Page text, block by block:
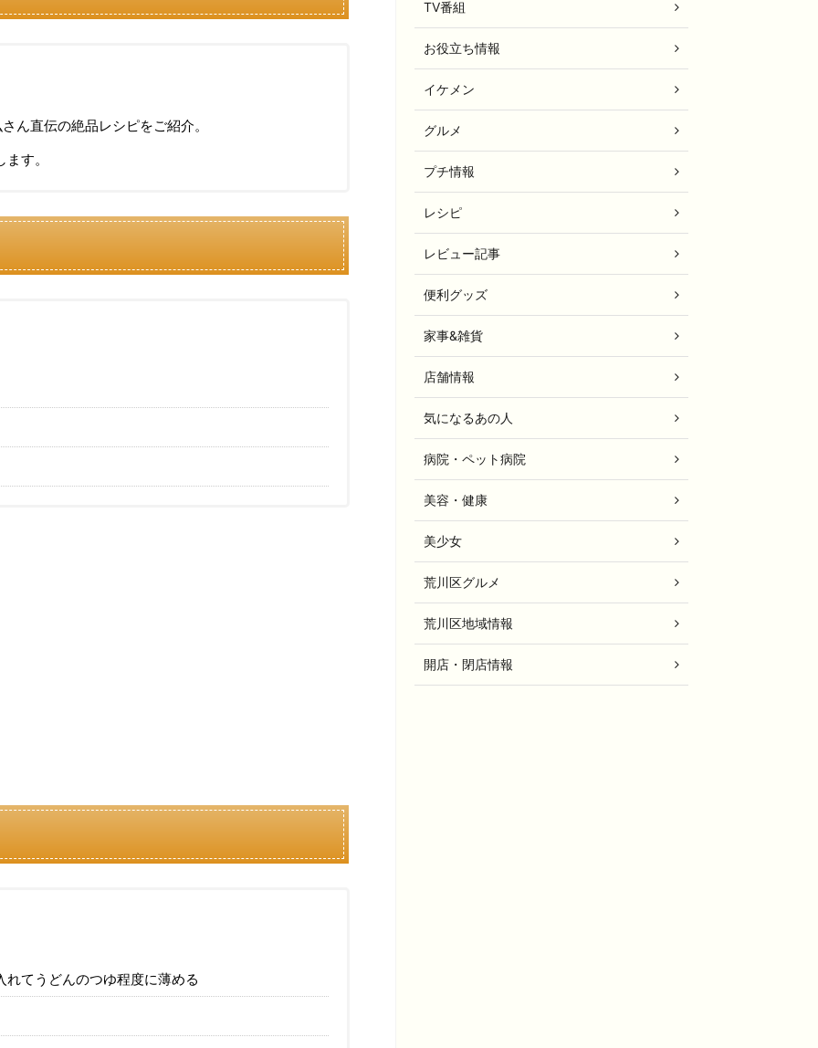
ん直伝の絶品レシピをご紹介。
す。
てうどんのつゆ程度に薄める
TV番組
お役立ち情報
イケメン
グルメ
プチ情報
レシピ
レビュー記事
便利グッズ
家事&雑貨
店舗情報
気になるあの人
病院・ペット病院
美容・健康
美少女
荒川区グルメ
荒川区地域情報
開店・閉店情報